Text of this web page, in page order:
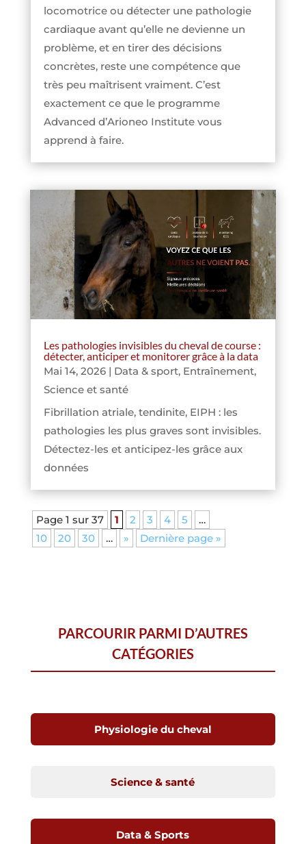
locomotrice ou détecter une pathologie
cardiaque avant qu’elle ne devienne un
problème, et en tirer des décisions
concrètes, reste une compétence que
très peu maîtrisent vraiment. C’est
exactement ce que le programme
Advanced d’Arioneo Institute vous
apprend à faire.
Les pathologies invisibles du cheval de course :
détecter, anticiper et monitorer grâce à la data
Mai 14, 2026| Data & sport, Entraînement,
Science et santé
Fibrillation atriale, tendinite, EIPH : les
pathologies les plus graves sont invisibles.
Détectez-les et anticipez-les grâce aux
données
Page 1 sur 37 1 2 3 4 5
…
10
20 30 … » Dernière page »
PARCOURIR PARMI D’AUTRES
CATÉGORIES
Physiologie du cheval
Science & santé
Data & Sports